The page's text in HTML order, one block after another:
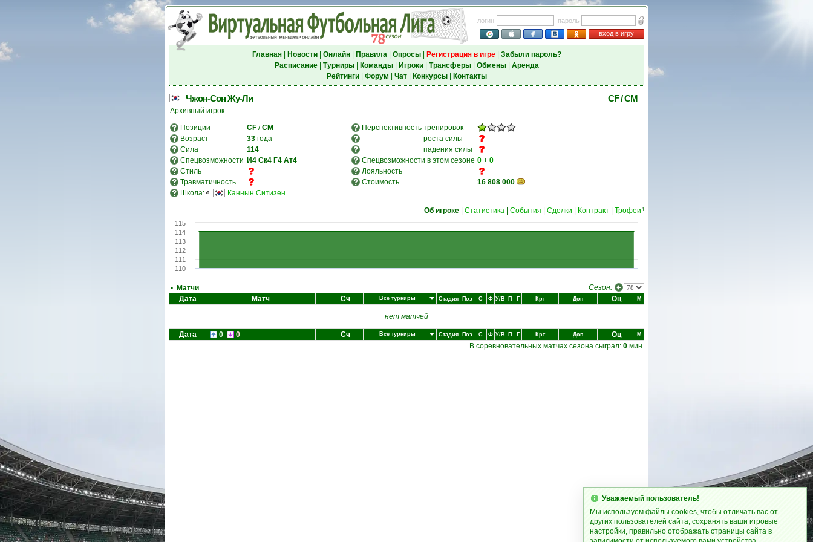
логин
пароль
вход в игру
Главная| Новости| Онлайн| Правила| Опросы| Регистрация в игре| Забыли пароль?
Расписание| Турниры| Команды| Игроки| Трансферы| Обмены| Аренда
Рейтинги| Форум Чат| Конкурсы| Контакты
Чжон-Сон Жу-Ли CF / CM
Архивный игрок
Позиции
CF /CM Перспективность тренировок
Возраст
33 года
роста силы
Сила
114
падения силы
Спецвозможности И4 Ск4 Г4 Ат4 Спецвозможности в этом сезоне 0 + 0
Стиль
Лояльность
Травматичность
Стоимость
16 808 000
Школа:
Каннын Ситизен
Об игроке Статистика События Сделки Контракт Трофеи 1
110
111
112
113
114
115
• Матчи
Сезон:
Дата
Матч Сч Все турниры Стадия Поз С Ф У/В П Г Крт Доп Оц М
нет матчей
Дата 0 0 Сч Все турниры Стадия Поз С Ф У/В П Г Крт Доп Оц М
В соревновательных матчах сезона сыграл: 0 мин.
Уважаемый пользователь!
Мы используем файлы cookies, чтобы отличать вас от
других пользователей сайта, сохранять ваши игровые
настройки, правильно отображать страницы сайта в